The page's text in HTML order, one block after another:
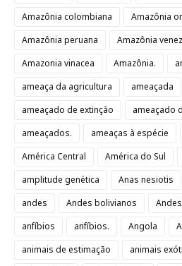
Amazônia colombiana
Amazônia
Amazônia peruana
Amazônia
Amazonia vinacea
Amazônia.
ameaça da agricultura
ameaçada
ameaçado de extinção
ameaçado
ameaçados.
ameaças à espécie
América Central
América do Sul
amplitude genética
Anas nesiotis
andes
Andes bolivianos
anfíbios
anfíbios. Angola
animais de estimação
animais